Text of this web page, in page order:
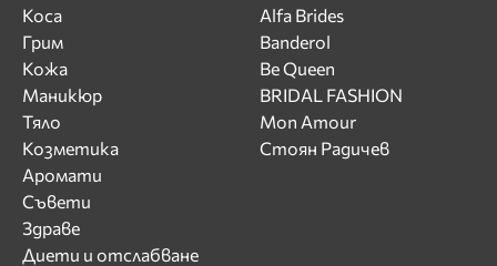
Коса
Грим
Кожа
Маникюр
Тяло
Козметика
Аромати
Съвети
Здраве
Диети и отслабване
Alfa Brides
Banderol
Be Queen
BRIDAL FASHION
Mon Amour
Стоян Радичев